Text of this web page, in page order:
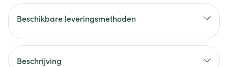
Beschikbare leveringsmethoden
Beschrijving